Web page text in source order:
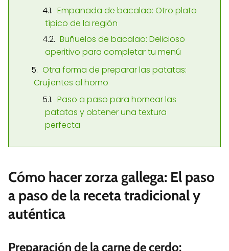
Empanada de bacalao: Otro plato
típico de la región
Buñuelos de bacalao: Delicioso
aperitivo para completar tu menú
Otra forma de preparar las patatas:
Crujientes al horno
Paso a paso para hornear las
patatas y obtener una textura
perfecta
Cómo hacer zorza gallega: El paso
a paso de la receta tradicional y
auténtica
Preparación de la carne de cerdo: